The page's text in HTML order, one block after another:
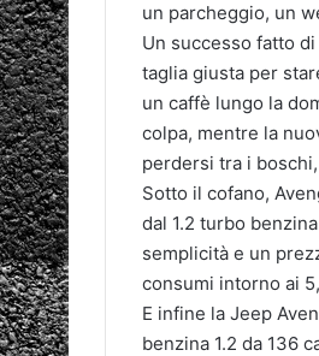
un parcheggio, un
Un successo fatto
taglia giusta per
un caffè lungo la
colpa, mentre la
perdersi tra i
Sotto il cofano,
dal 1.2 turbo
semplicità e un
consumi intorno ai
E infine la Jeep
benzina 1.2 da 136